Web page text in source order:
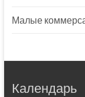
Малые
Календарь